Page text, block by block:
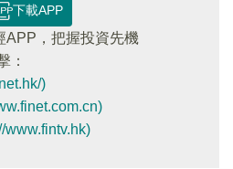
下載APP
APP，把握投資先機
：
)
www.fintv.hk)